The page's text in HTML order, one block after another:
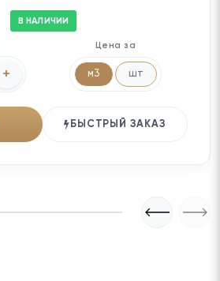
В НАЛИЧИИ
+
Цена за
м3 шт
БЫСТРЫЙ ЗАКАЗ